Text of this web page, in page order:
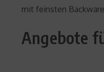
mit feinsten
Angebote